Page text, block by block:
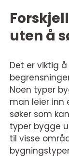
uten å
Det er viktig
Noen typer
man leier inn
søker som
typer bygge
til visse